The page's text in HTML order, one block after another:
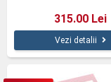
315.00 Lei
Vezi detalii